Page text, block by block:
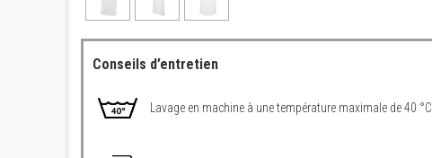
Conseils d’entretien
Lavage en machine à une température maximale de 40 °C